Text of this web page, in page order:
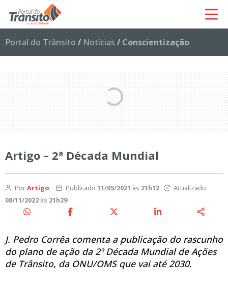
Portal do Trânsito / Notícias / Conscientização
Artigo – 2ª Década Mundial
PorArtigo Publicado 11/05/2021 às 21h12
Atualizado
08/11/2022 às 21h29
J. Pedro Corrêa comenta a publicação do rascunho
do plano de ação da 2ª Década Mundial de Ações
de Trânsito, da ONU/OMS que vai até 2030.